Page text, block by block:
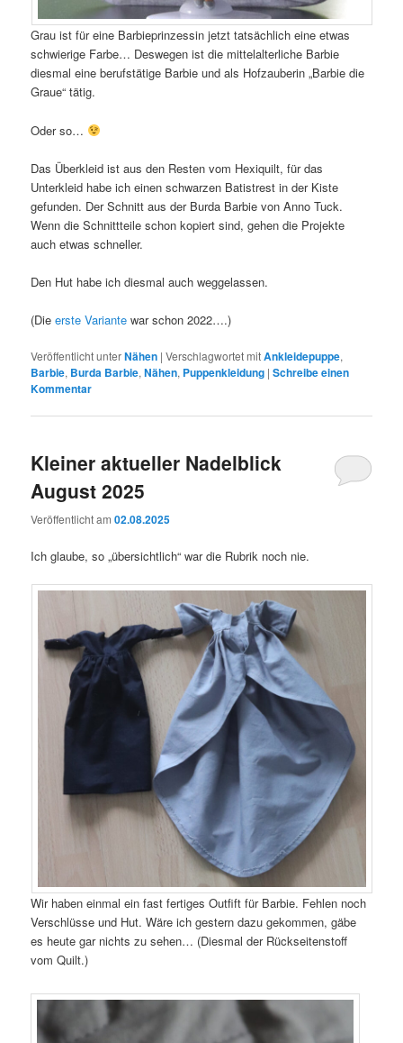
Grau ist für eine Barbieprinzessin jetzt tatsächlich eine etwas
schwierige Farbe… Deswegen ist die mittelalterliche Barbie
diesmal eine berufstätige Barbie und als Hofzauberin „Barbie die
Graue“ tätig.
Oder so…
Das Überkleid ist aus den Resten vom Hexiquilt, für das
Unterkleid habe ich einen schwarzen Batistrest in der Kiste
gefunden. Der Schnitt aus der Burda Barbie von Anno Tuck.
Wenn die Schnittteile schon kopiert sind, gehen die Projekte
auch etwas schneller.
Den Hut habe ich diesmal auch weggelassen.
(Dieerste Variante war schon 2022….)
Veröffentlicht unterNähen |Verschlagwortet mitAnkleidepuppe,
Barbie, Burda Barbie,Nähen, Puppenkleidung |Schreibe einen
Kommentar
Kleiner aktueller Nadelblick
August 2025
Veröffentlicht am02.08.2025
Ich glaube, so „übersichtlich“ war die Rubrik noch nie.
Wir haben einmal ein fast fertiges Outfift für Barbie. Fehlen noch
Verschlüsse und Hut. Wäre ich gestern dazu gekommen, gäbe
es heute gar nichts zu sehen… (Diesmal der Rückseitenstoff
vom Quilt.)